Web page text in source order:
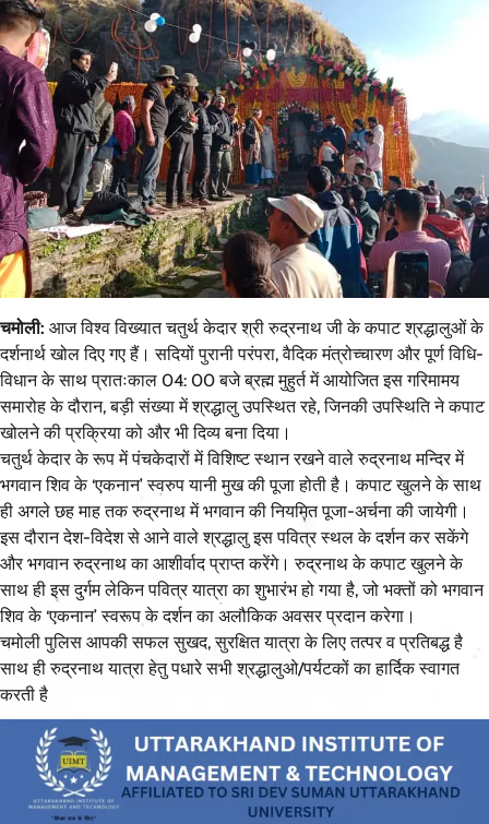
चमोली: आज विश्व विख्यात चतुर्थ केदार श्री रुद्रनाथ जी के कपाट श्रद्धालुओं के
दर्शनार्थ खोल दिए गए हैं। सदियों पुरानी परंपरा, वैदिक मंत्रोच्चारण और पूर्ण विधि-
विधान के साथ प्रातःकाल 04: 00 बजे ब्रह्म मुहुर्त में आयोजित इस गरिमामय
समारोह के दौरान, बड़ी संख्या में श्रद्धालु उपस्थित रहे, जिनकी उपस्थिति ने कपाट
खोलने की प्रक्रिया को और भी दिव्य बना दिया।
चतुर्थ केदार के रूप में पंचकेदारों में विशिष्ट स्थान रखने वाले रुद्रनाथ मन्दिर में
भगवान शिव के ‘एकनान’ स्वरुप यानी मुख की पूजा होती है। कपाट खुलने के साथ
ही अगले छह माह तक रुद्रनाथ में भगवान की नियमित पूजा-अर्चना की जायेगी।
इस दौरान देश-विदेश से आने वाले श्रद्धालु इस पवित्र स्थल के दर्शन कर सकेंगे
और भगवान रुद्रनाथ का आशीर्वाद प्राप्त करेंगे। रुद्रनाथ के कपाट खुलने के
साथ ही इस दुर्गम लेकिन पवित्र यात्रा का शुभारंभ हो गया है, जो भक्तों को भगवान
शिव के ‘एकनान’ स्वरूप के दर्शन का अलौकिक अवसर प्रदान करेगा।
चमोली पुलिस आपकी सफल सुखद, सुरक्षित यात्रा के लिए तत्पर व प्रतिबद्ध है
साथ ही रुद्रनाथ यात्रा हेतु पधारे सभी श्रद्धालुओ/पर्यटकों का हार्दिक स्वागत
करती है